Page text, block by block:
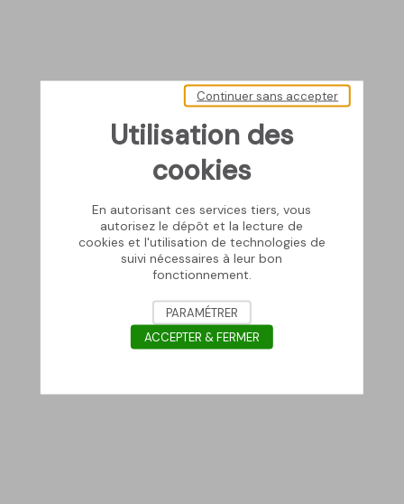
Utilisation des
cookies
En autorisant ces services tiers, vous
autorisez le dépôt et la lecture de
cookies et l'utilisation de technologies de
suivi nécessaires à leur bon
fonctionnement.
Continuer sans accepter
PARAMÉTRER
ACCEPTER & FERMER